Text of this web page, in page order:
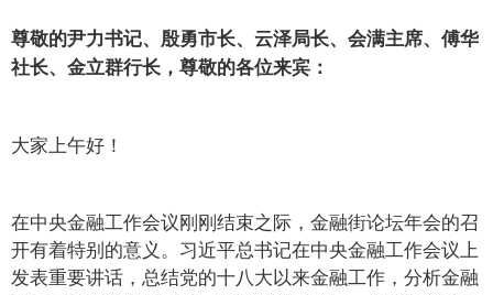
尊敬的尹力书记、殷勇市长、云泽局长、会满主席、傅华
社长、金立群行长，尊敬的各位来宾：
大家上午好！
在中央金融工作会议刚刚结束之际，金融街论坛年会的召
开有着特别的意义。习近平总书记在中央金融工作会议上
发表重要讲话，总结党的十八大以来金融工作，分析金融